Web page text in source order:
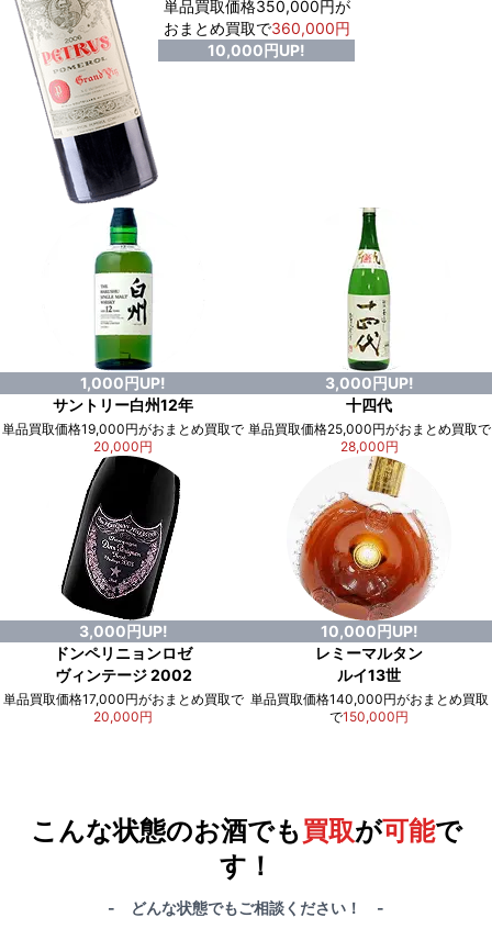
単品買取価格350,000円が
おまとめ買取で360,000円
10,000円UP!
1,000円UP!
サントリー白州12年
単品買取価格19,000円がおまとめ買取で
20,000円
3,000円UP!
十四代
単品買取価格25,000円がおまとめ買取で
28,000円
3,000円UP!
ドンペリニョンロゼ
ヴィンテージ 2002
単品買取価格17,000円がおまとめ買取で
20,000円
10,000円UP!
レミーマルタン
ルイ13世
単品買取価格140,000円がおまとめ買取
で150,000円
こんな状態のお酒でも買取が可能で
す！
- どんな状態でもご相談ください！ -